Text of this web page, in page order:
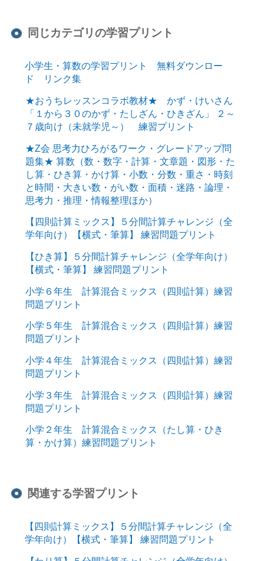
同じカテゴリの学習プリント
小学生・算数の学習プリント 無料ダウンロー
ド リンク集
★おうちレッスンコラボ教材★ かず・けいさん
「１から３０のかず・たしざん・ひきざん」 ２～
７歳向け（未就学児～） 練習プリント
★Z会 思考力ひろがるワーク・グレードアップ問
題集★ 算数（数・数字・計算・文章題・図形・た
し算・ひき算・かけ算・小数・分数・重さ・時刻
と時間・大きい数・がい数・面積・迷路・論理・
思考力・推理・情報整理ほか）
【四則計算ミックス】５分間計算チャレンジ（全
学年向け）【横式・筆算】 練習問題プリント
【ひき算】５分間計算チャレンジ（全学年向け）
【横式・筆算】 練習問題プリント
小学６年生 計算混合ミックス（四則計算）練習
問題プリント
小学５年生 計算混合ミックス（四則計算）練習
問題プリント
小学４年生 計算混合ミックス（四則計算）練習
問題プリント
小学３年生 計算混合ミックス（四則計算）練習
問題プリント
小学２年生 計算混合ミックス（たし算・ひき
算・かけ算）練習問題プリント
関連する学習プリント
【四則計算ミックス】５分間計算チャレンジ（全
学年向け）【横式・筆算】 練習問題プリント